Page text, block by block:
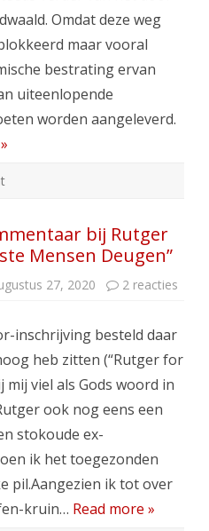
Omdat deze weg
maar vooral
bestrating ervan
uiteenlopende
worden aangeleverd.
bij Rutger
Mensen Deugen”
27, 2020 2 reacties
“De
inschrijving besteld daar
heb zitten (“Rutger for
mij viel als Gods woord in
ook nog eens een
stokoude ex-
ik het toegezonden
pil.Aangezien ik tot over
kruin… Read more »